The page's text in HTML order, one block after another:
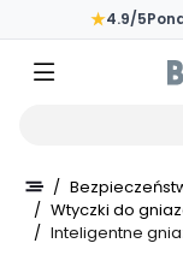
Przejdź do głównej
★4.9/5
/
/ Wtyczki do
/ Inteligentne